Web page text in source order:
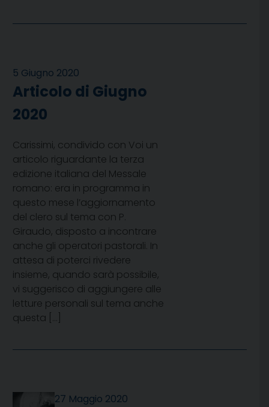
5 Giugno 2020
Articolo di Giugno
2020
Carissimi, condivido con Voi un
articolo riguardante la terza
edizione italiana del Messale
romano: era in programma in
questo mese l’aggiornamento
del clero sul tema con P.
Giraudo, disposto a incontrare
anche gli operatori pastorali. In
attesa di poterci rivedere
insieme, quando sarà possibile,
vi suggerisco di aggiungere alle
letture personali sul tema anche
questa […]
27 Maggio 2020